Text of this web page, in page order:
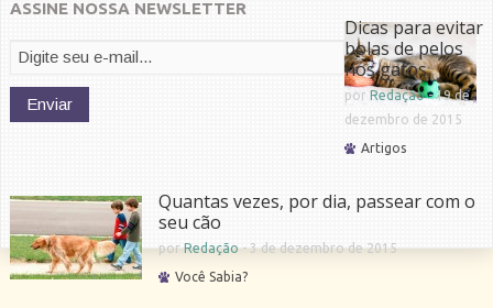
ASSINE NOSSA NEWSLETTER
Dicas para evitar
bolas de pelos
nos gatos
por Redação-19 de
dezembro de 2015
Artigos
Quantas vezes, por dia, passear com o
seu cão
porRedação-3 de dezembro de 2015
Você Sabia?